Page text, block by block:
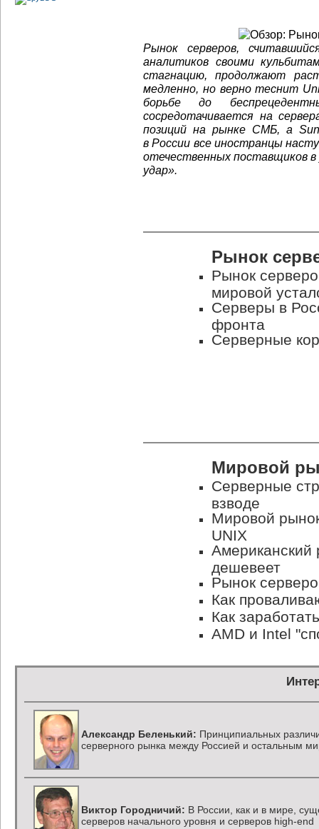
Рынок серверов,
аналитиков своими
стагнацию, продолжают
медленно, но верно теснит
борьбе до
сосредотачивается на
позиций на рынке СМБ, а
в России все иностранцы
отечественных поставщиков в
удар».
Рынок
Рынок
мировой
Серверы в
фронта
Серверные
Мировой
Серверные
взводе
Мировой
UNIX
Американский
дешевеет
Рынок
Как
Как
AMD и Intel
Александр Беленький: Принципиальных
серверного рынка между Россией и остальным
Виктор Городничий: В России, как и в мире,
серверов начального уровня и серверов high-end